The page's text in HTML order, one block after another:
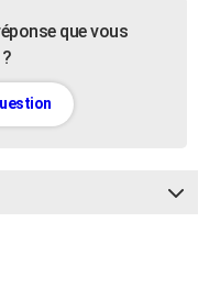
que vous